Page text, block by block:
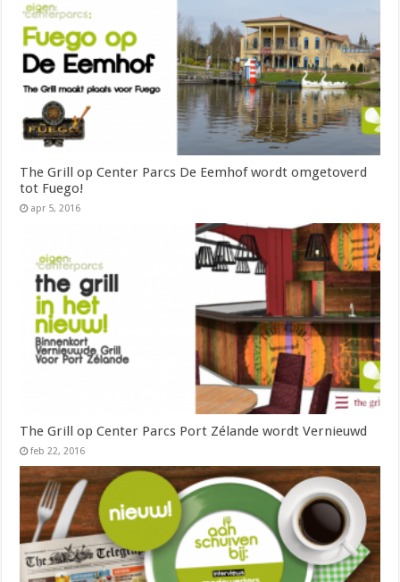
The Grill op Center Parcs De Eemhof wordt omgetoverd
tot Fuego!
apr 5, 2016
The Grill op Center Parcs Port Zélande wordt Vernieuwd
feb 22, 2016